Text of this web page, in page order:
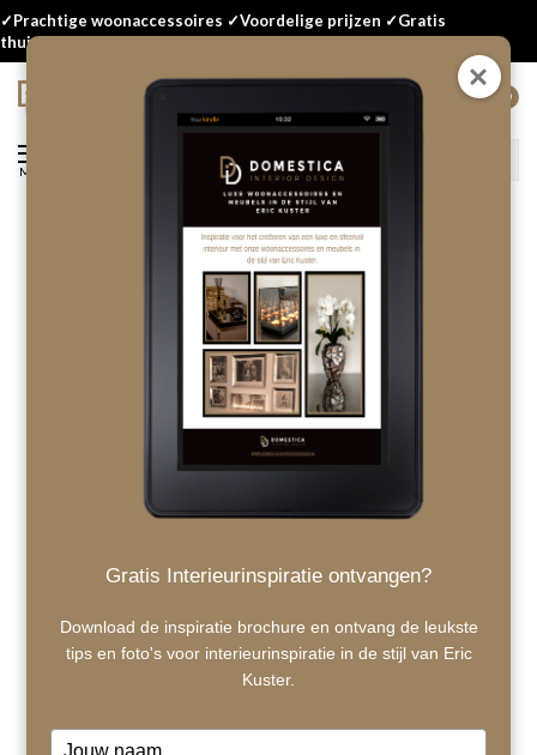
✓Prachtige woonaccessoires ✓Voordelige prijzen ✓Gratis
thuisbezorgd
Menu
Waxinelichthouder 5-voudig
Gratis Interieurinspiratie ontvangen?
Download de inspiratie brochure en ontvang de leukste
tips en foto's voor interieurinspiratie in de stijl van Eric
Kuster.
Type